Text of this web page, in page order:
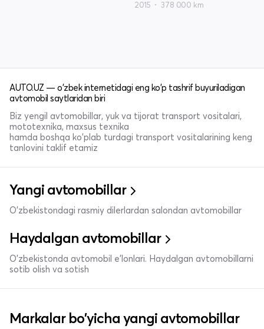
2015 378 000 km
AUTO.UZ — o'zbek internetidagi eng ko'p tashrif buyuriladigan
avtomobil saytlaridan biri
Biz yengil avtomobillar, yuk va tijorat transport vositalari,
mototexnika, maxsus texnika
hamda boshqa ko'plab turdagi transport vositalarining keng
tanlovini taklif etamiz
Yangi avtomobillar
O'zbekistondagi rasmiy dilerlardan salondan avtomobillar
Haydalgan avtomobillar
O'zbekistonda avtomobil e’lonlari. Haydalgan avtomobillarni
sotib olish va sotish
Markalar bo'yicha yangi avtomobillar